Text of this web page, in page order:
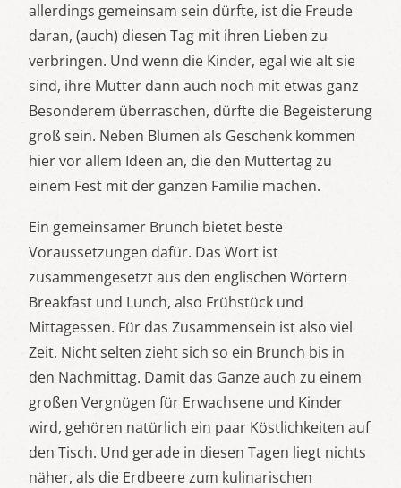
allerdings gemeinsam sein dürfte, ist die Freude
daran, (auch) diesen Tag mit ihren Lieben zu
verbringen. Und wenn die Kinder, egal wie alt sie
sind, ihre Mutter dann auch noch mit etwas ganz
Besonderem überraschen, dürfte die Begeisterung
groß sein. Neben Blumen als Geschenk kommen
hier vor allem Ideen an, die den Muttertag zu
einem Fest mit der ganzen Familie machen.
Ein gemeinsamer Brunch bietet beste
Voraussetzungen dafür. Das Wort ist
zusammengesetzt aus den englischen Wörtern
Breakfast und Lunch, also Frühstück und
Mittagessen. Für das Zusammensein ist also viel
Zeit. Nicht selten zieht sich so ein Brunch bis in
den Nachmittag. Damit das Ganze auch zu einem
großen Vergnügen für Erwachsene und Kinder
wird, gehören natürlich ein paar Köstlichkeiten auf
den Tisch. Und gerade in diesen Tagen liegt nichts
näher, als die Erdbeere zum kulinarischen